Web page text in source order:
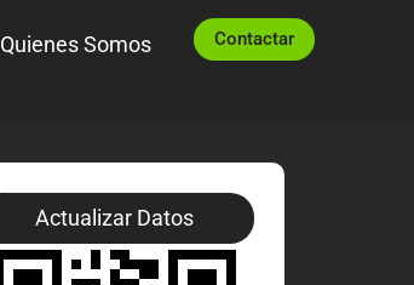
Quienes Somos Contactar
Actualizar Datos